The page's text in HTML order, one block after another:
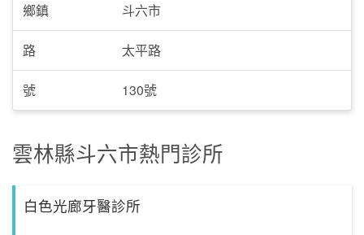
鄉鎮 斗六市
路 太平路
號 130號
雲林縣斗六市熱門診所
白色光廊牙醫診所